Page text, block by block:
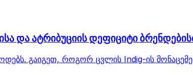
და ატრიბუციის დეფიციტი
გაიგეთ, როგორ ცვლის Indig-ის